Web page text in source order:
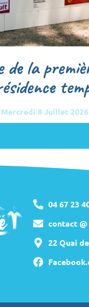
de la
Mercredi 8 Juillet 2026
04 67 23
contact
22 Quai